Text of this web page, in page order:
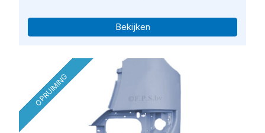
Bekijken
OPRUIMING